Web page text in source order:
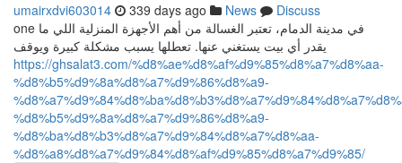
umairxdvi603014 339 days ago News
Discuss
one في مدينة الدمام، تعتبر الغسالة من أهم الأجهزة المنزلية اللي ما
يقدر أي بيت يستغني عنها. تعطلها يسبب مشكلة كبيرة ويوقف
https://ghsalat3.com/%d8%ae%d8%af%d9%85%d8%a7%d8%aa-
%d8%b5%d9%8a%d8%a7%d9%86%d8%a9-
%d8%b5%d9%8a%d8%a7%d9%86%d8%a9-
%d8%ba%d8%b3%d8%a7%d9%84%d8%a7%d8%aa-
%d8%a8%d8%a7%d9%84%d8%af%d9%85%d8%a7%d9%85/